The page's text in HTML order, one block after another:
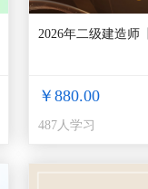
2026年二级建造师
￥880.00
487人学习